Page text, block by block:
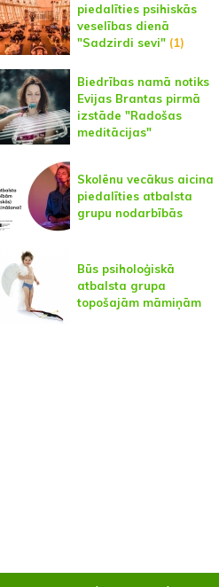
piedalīties psihiskās
veselības dienā
"Sadzirdi sevi"(1)
Biedrības namā notiks
Evijas Brantas pirmā
izstāde "Radošas
meditācijas"
Skolēnu vecākus aicina
piedalīties atbalsta
grupu nodarbībās
Būs psiholoģiskā
atbalsta grupa
topošajām māmiņām